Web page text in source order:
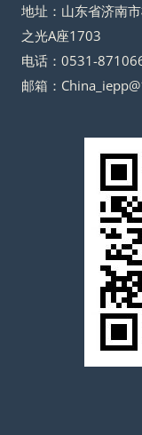
地址：山东省济南
之光A座1703
电话：0531-
邮箱：